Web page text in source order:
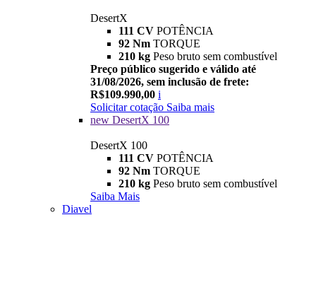
DesertX
111 CV POTÊNCIA
92 Nm TORQUE
210 kg Peso bruto sem combustível
Preço público sugerido e válido até
31/08/2026, sem inclusão de frete:
R$109.990,00 i
Solicitar cotação Saiba mais
new DesertX 100
DesertX 100
111 CV POTÊNCIA
92 Nm TORQUE
210 kg Peso bruto sem combustível
Saiba Mais
Diavel